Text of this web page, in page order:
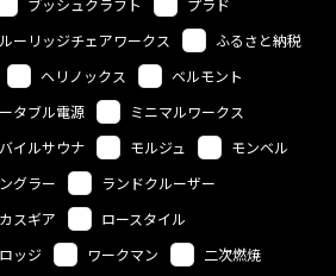
ブッシュクラフト
プラド
ーリッジチェアワークス
ふるさと納税
ヘリノックス
ベルモント
タブル電源
ミニマルワークス
イルサウナ モルジュ
モンベル
グラー
ランドクルーザー
スギア
ロースタイル
ロッジ ワークマン
二次燃焼